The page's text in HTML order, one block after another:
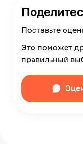
Поставьте
Это поможет
правильный